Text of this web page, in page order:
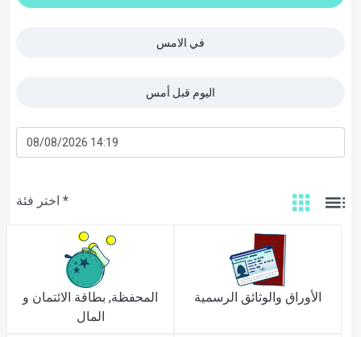
في الامس
اليوم قبل أمس
اختر فئة *
المحفظة, بطاقة الائتمان و
المال
الأوراق والوثائق الرسمية